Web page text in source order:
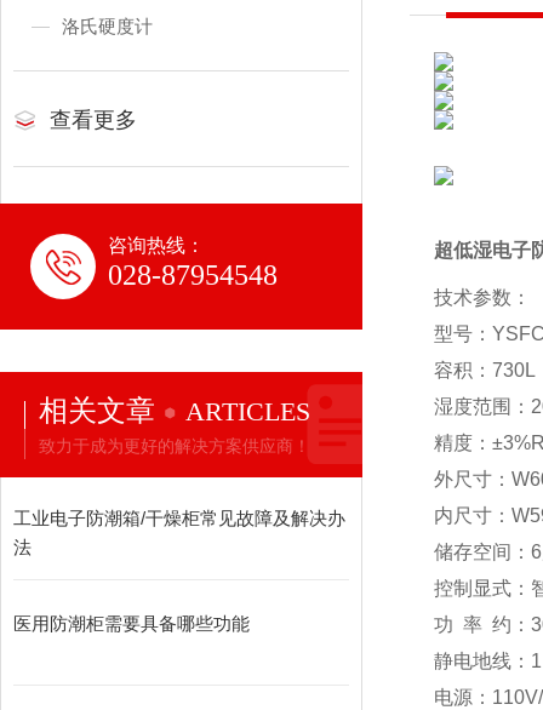
洛氏硬度计
查看更多
咨询热线：
028-87954548
相关文章 ARTICLES
致力于成为更好的解决方案供应商！
工业电子防潮箱/干燥柜常见故障及解决办
法
医用防潮柜需要具备哪些功能
超低湿电子
技术参数：
型号：
容积：730L
湿度范围：
精度：
外尺寸：
内尺寸：
储存空间：
控制显式：
功 率 约：
静电地线：
电源：